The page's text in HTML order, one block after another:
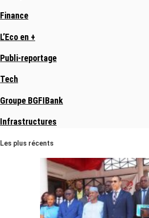
Finance
L’Eco en +
Publi-reportage
Tech
Groupe BGFIBank
Infrastructures
Les plus récents